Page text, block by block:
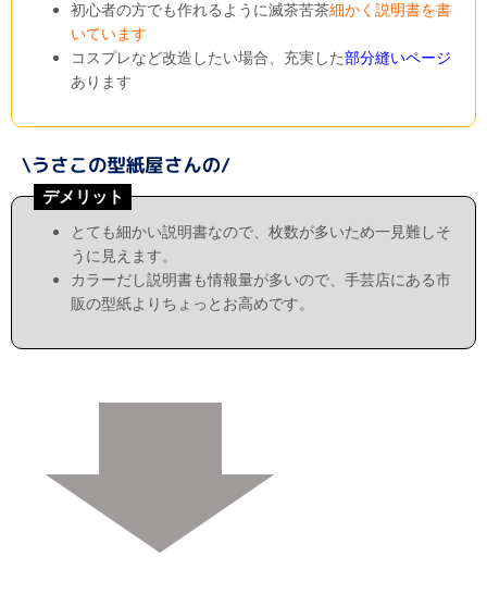
初心者の方でも作れるように滅茶苦茶細かく説明書を書
いています
コスプレなど改造したい場合、充実した部分縫いページ
あります
デメリット
とても細かい説明書なので、枚数が多いため一見難しそ
うに見えます。
カラーだし説明書も情報量が多いので、手芸店にある市
販の型紙よりちょっとお高めです。